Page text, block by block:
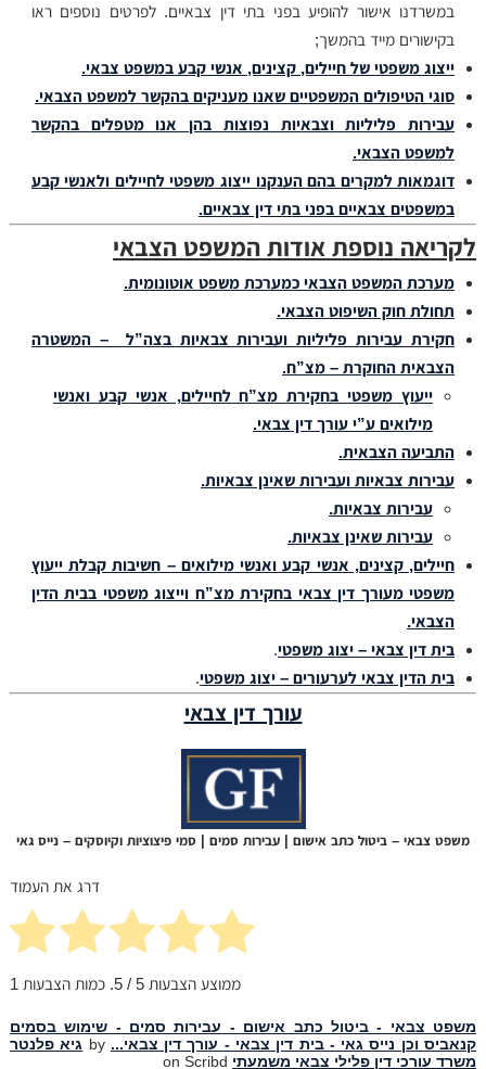
במשרדנו אישור להופיע בפני בתי דין צבאיים. לפרטים נוספים ראו
בקישורים מייד בהמשך;
ייצוג משפטי של חיילים, קצינים, אנשי קבע במשפט צבאי.
סוגי הטיפולים המשפטיים שאנו מעניקים בהקשר למשפט הצבאי.
עבירות פליליות וצבאיות נפוצות בהן אנו מטפלים בהקשר
למשפט הצבאי.
דוגמאות למקרים בהם הענקנו ייצוג משפטי לחיילים ולאנשי קבע
במשפטים צבאיים בפני בתי דין צבאיים.
לקריאה נוספת אודות המשפט הצבאי
מערכת המשפט הצבאי כמערכת משפט אוטונומית.
תחולת חוק השיפוט הצבאי.
חקירת עבירות פליליות ועבירות צבאיות בצה”ל – המשטרה
הצבאית החוקרת – מצ”ח.
ייעוץ משפטי בחקירת מצ”ח לחיילים, אנשי קבע ואנשי
מילואים ע”י עורך דין צבאי.
התביעה הצבאית.
עבירות צבאיות ועבירות שאינן צבאיות.
עבירות צבאיות.
עבירות שאינן צבאיות.
חיילים, קצינים, אנשי קבע ואנשי מילואים – חשיבות קבלת ייעוץ
משפטי מעורך דין צבאי בחקירת מצ”ח וייצוג משפטי בבית הדין
הצבאי.
בית דין צבאי – יצוג משפטי.
בית הדין צבאי לערעורים – יצוג משפטי.
עורך דין צבאי
משפט צבאי – ביטול כתב אישום | עבירות סמים | סמי פיצוציות וקיוסקים – נייס גאי
דרג את העמוד
ממוצע הצבעות5 / 5. כמות הצבעות 1
משפט צבאי - ביטול כתב אישום - עבירות סמים - שימוש בסמים
קנאביס וכן נייס גאי - בית דין צבאי - עורך דין צבאי... by
גיא פלנטר
משרד עורכי דין פלילי צבאי משמעתי